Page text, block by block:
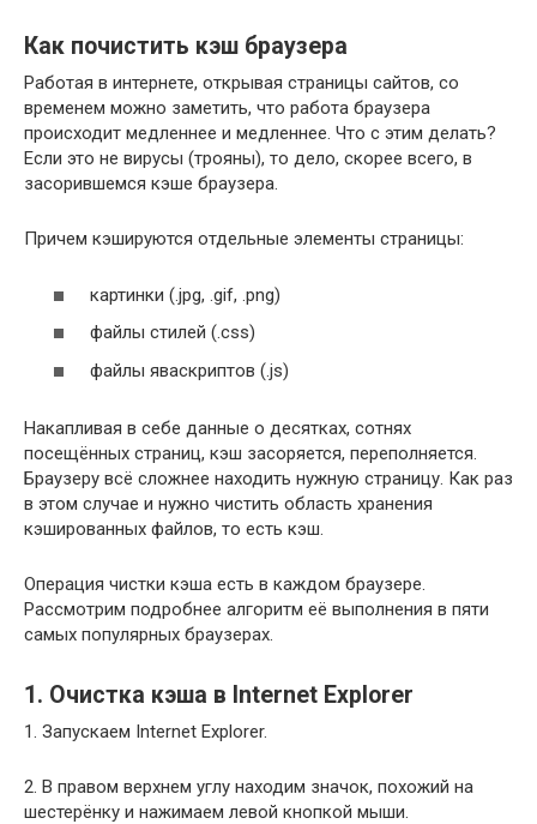
Как почистить кэш браузера
Работая в интернете, открывая страницы сайтов, со
временем можно заметить, что работа браузера
происходит медленнее и медленнее. Что с этим делать?
Если это не вирусы (трояны), то дело, скорее всего, в
засорившемся кэше браузера.
Причем кэшируются отдельные элементы страницы:
картинки (.jpg, .gif, .png)
файлы стилей (.css)
файлы яваскриптов (.js)
Накапливая в себе данные о десятках, сотнях
посещённых страниц, кэш засоряется, переполняется.
Браузеру всё сложнее находить нужную страницу. Как раз
в этом случае и нужно чистить область хранения
кэшированных файлов, то есть кэш.
Операция чистки кэша есть в каждом браузере.
Рассмотрим подробнее алгоритм её выполнения в пяти
самых популярных браузерах.
1. Очистка кэша в Internet Explorer
1. Запускаем Internet Explorer.
2. В правом верхнем углу находим значок, похожий на
шестерёнку и нажимаем левой кнопкой мыши.